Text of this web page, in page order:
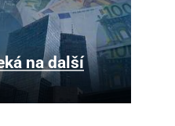
na další